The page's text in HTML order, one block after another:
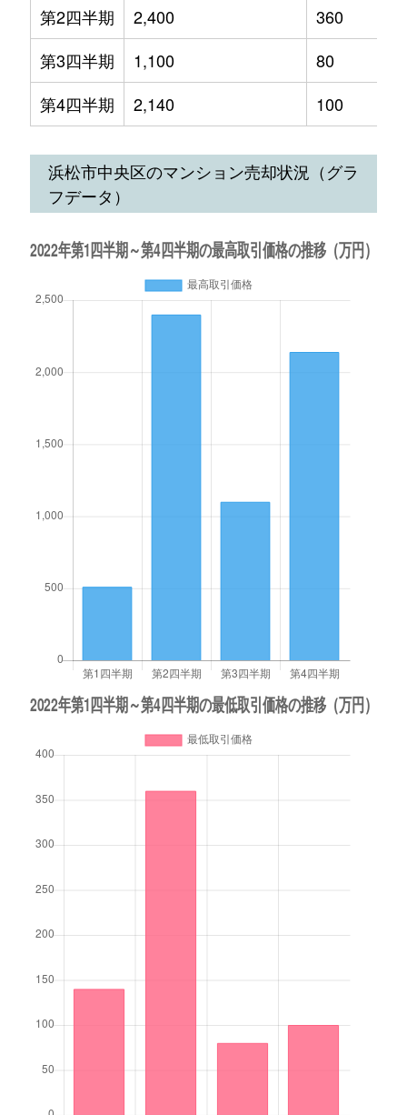
第2四半期 2,400
360
第3四半期
1,100
80
第4四半期
2,140 100
浜松市中央区のマンション売却状況（グラ
フデータ）